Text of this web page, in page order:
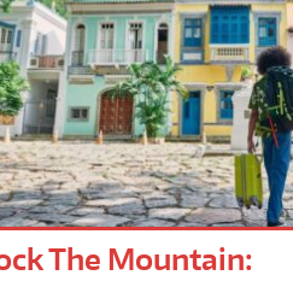
The Mountain: